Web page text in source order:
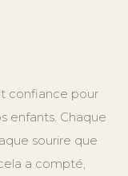
confiance pour
enfants. Chaque
sourire que
a compté,